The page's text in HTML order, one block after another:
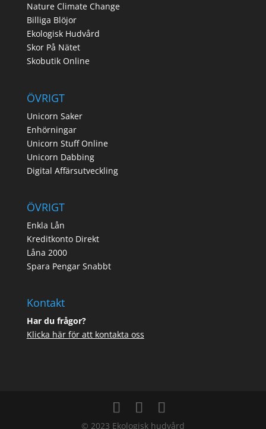
Nature Climate Change
Billiga Blöjor
Ekologisk Hudvård
Skor På Nätet
Skobutik Online
ÖVRIGT
Unicorn Saker
Enhörningar
Unicorn Stuff Online
Unicorn Dabbing
Digital Affärsutveckling
ÖVRIGT
Enkla Lån
Kreditkonto Direkt
Låna 2000
Spara Pengar Snabbt
Kontakt
Har du frågor?
Klicka här för att kontakta oss
© 2023 Ekologisk hudvård